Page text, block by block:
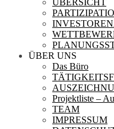
ÜBERSICHT
ÜBER UNS
Das Büro
Projektliste –
TEAM
IMPRESSUM